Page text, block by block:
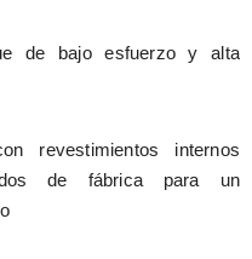
de bajo esfuerzo y alta
revestimientos internos
de fábrica para un